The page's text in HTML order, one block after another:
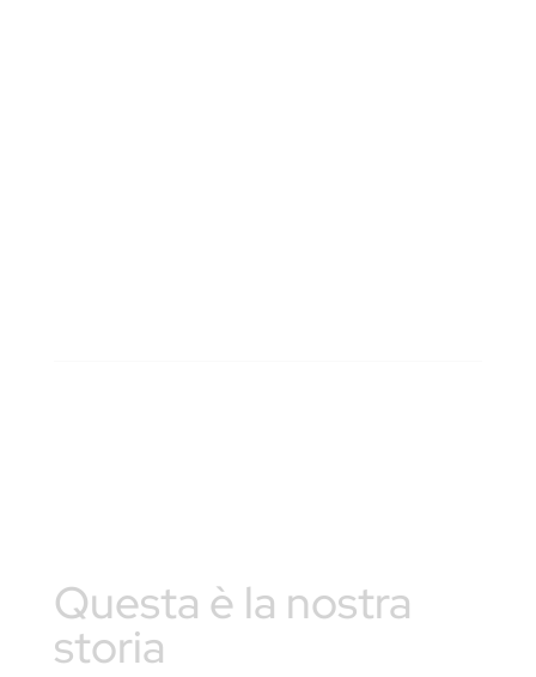
Questa è la nostra
storia